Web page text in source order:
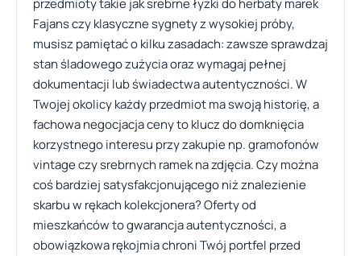
przedmioty takie jak srebrne łyżki do herbaty marek
Fajans czy klasyczne sygnety z wysokiej próby,
musisz pamiętać o kilku zasadach: zawsze sprawdzaj
stan śladowego zużycia oraz wymagaj pełnej
dokumentacji lub świadectwa autentyczności. W
Twojej okolicy każdy przedmiot ma swoją historię, a
fachowa negocjacja ceny to klucz do domknięcia
korzystnego interesu przy zakupie np. gramofonów
vintage czy srebrnych ramek na zdjęcia. Czy można
coś bardziej satysfakcjonującego niż znalezienie
skarbu w rękach kolekcjonera? Oferty od
mieszkańców to gwarancja autentyczności, a
obowiązkowa rękojmia chroni Twój portfel przed